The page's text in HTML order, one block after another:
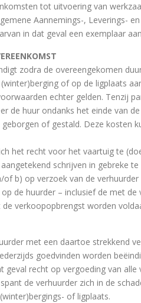
tot uitvoering van
Aannemings-, Leverings-
in dat geval een exemplaar
zodra de overeengekomen
of op de ligplaats
echter gelden. Tenzij
de huur ondanks het einde van
of gestald. Deze kosten
het recht voor het vaartuig te
schrijven in gebreke
b) op verzoek van de
de huurder – inclusief de met
verkoopopbrengst worden
met een daartoe strekkend
goedvinden worden
geval recht op vergoeding van
de verhuurder zich in de
of ligplaats.